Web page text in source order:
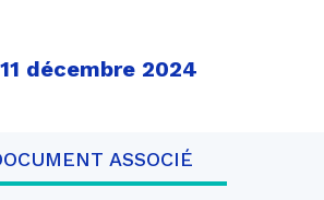
décembre 2024
ASSOCIÉ